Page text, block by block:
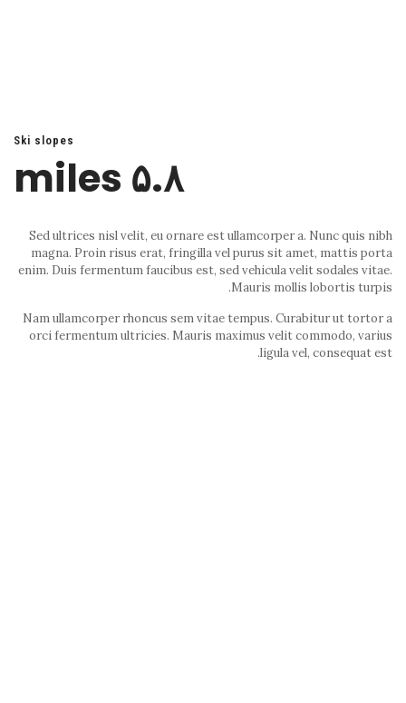
Ski slopes
۵.۸ miles
Sed ultrices nisl velit, eu ornare est ullamcorper a. Nunc quis nibh
magna. Proin risus erat, fringilla vel purus sit amet, mattis porta
enim. Duis fermentum faucibus est, sed vehicula velit sodales vitae.
Mauris mollis lobortis turpis.
Nam ullamcorper rhoncus sem vitae tempus. Curabitur ut tortor a
orci fermentum ultricies. Mauris maximus velit commodo, varius
ligula vel, consequat est.